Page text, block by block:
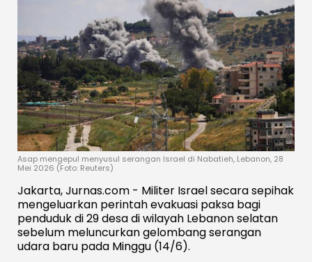
Asap mengepul menyusul serangan Israel di Nabatieh, Lebanon, 28
Mei 2026 (Foto: Reuters)
Jakarta, Jurnas.com - Militer Israel secara sepihak
mengeluarkan perintah evakuasi paksa bagi
penduduk di 29 desa di wilayah Lebanon selatan
sebelum meluncurkan gelombang serangan
udara baru pada Minggu (14/6).